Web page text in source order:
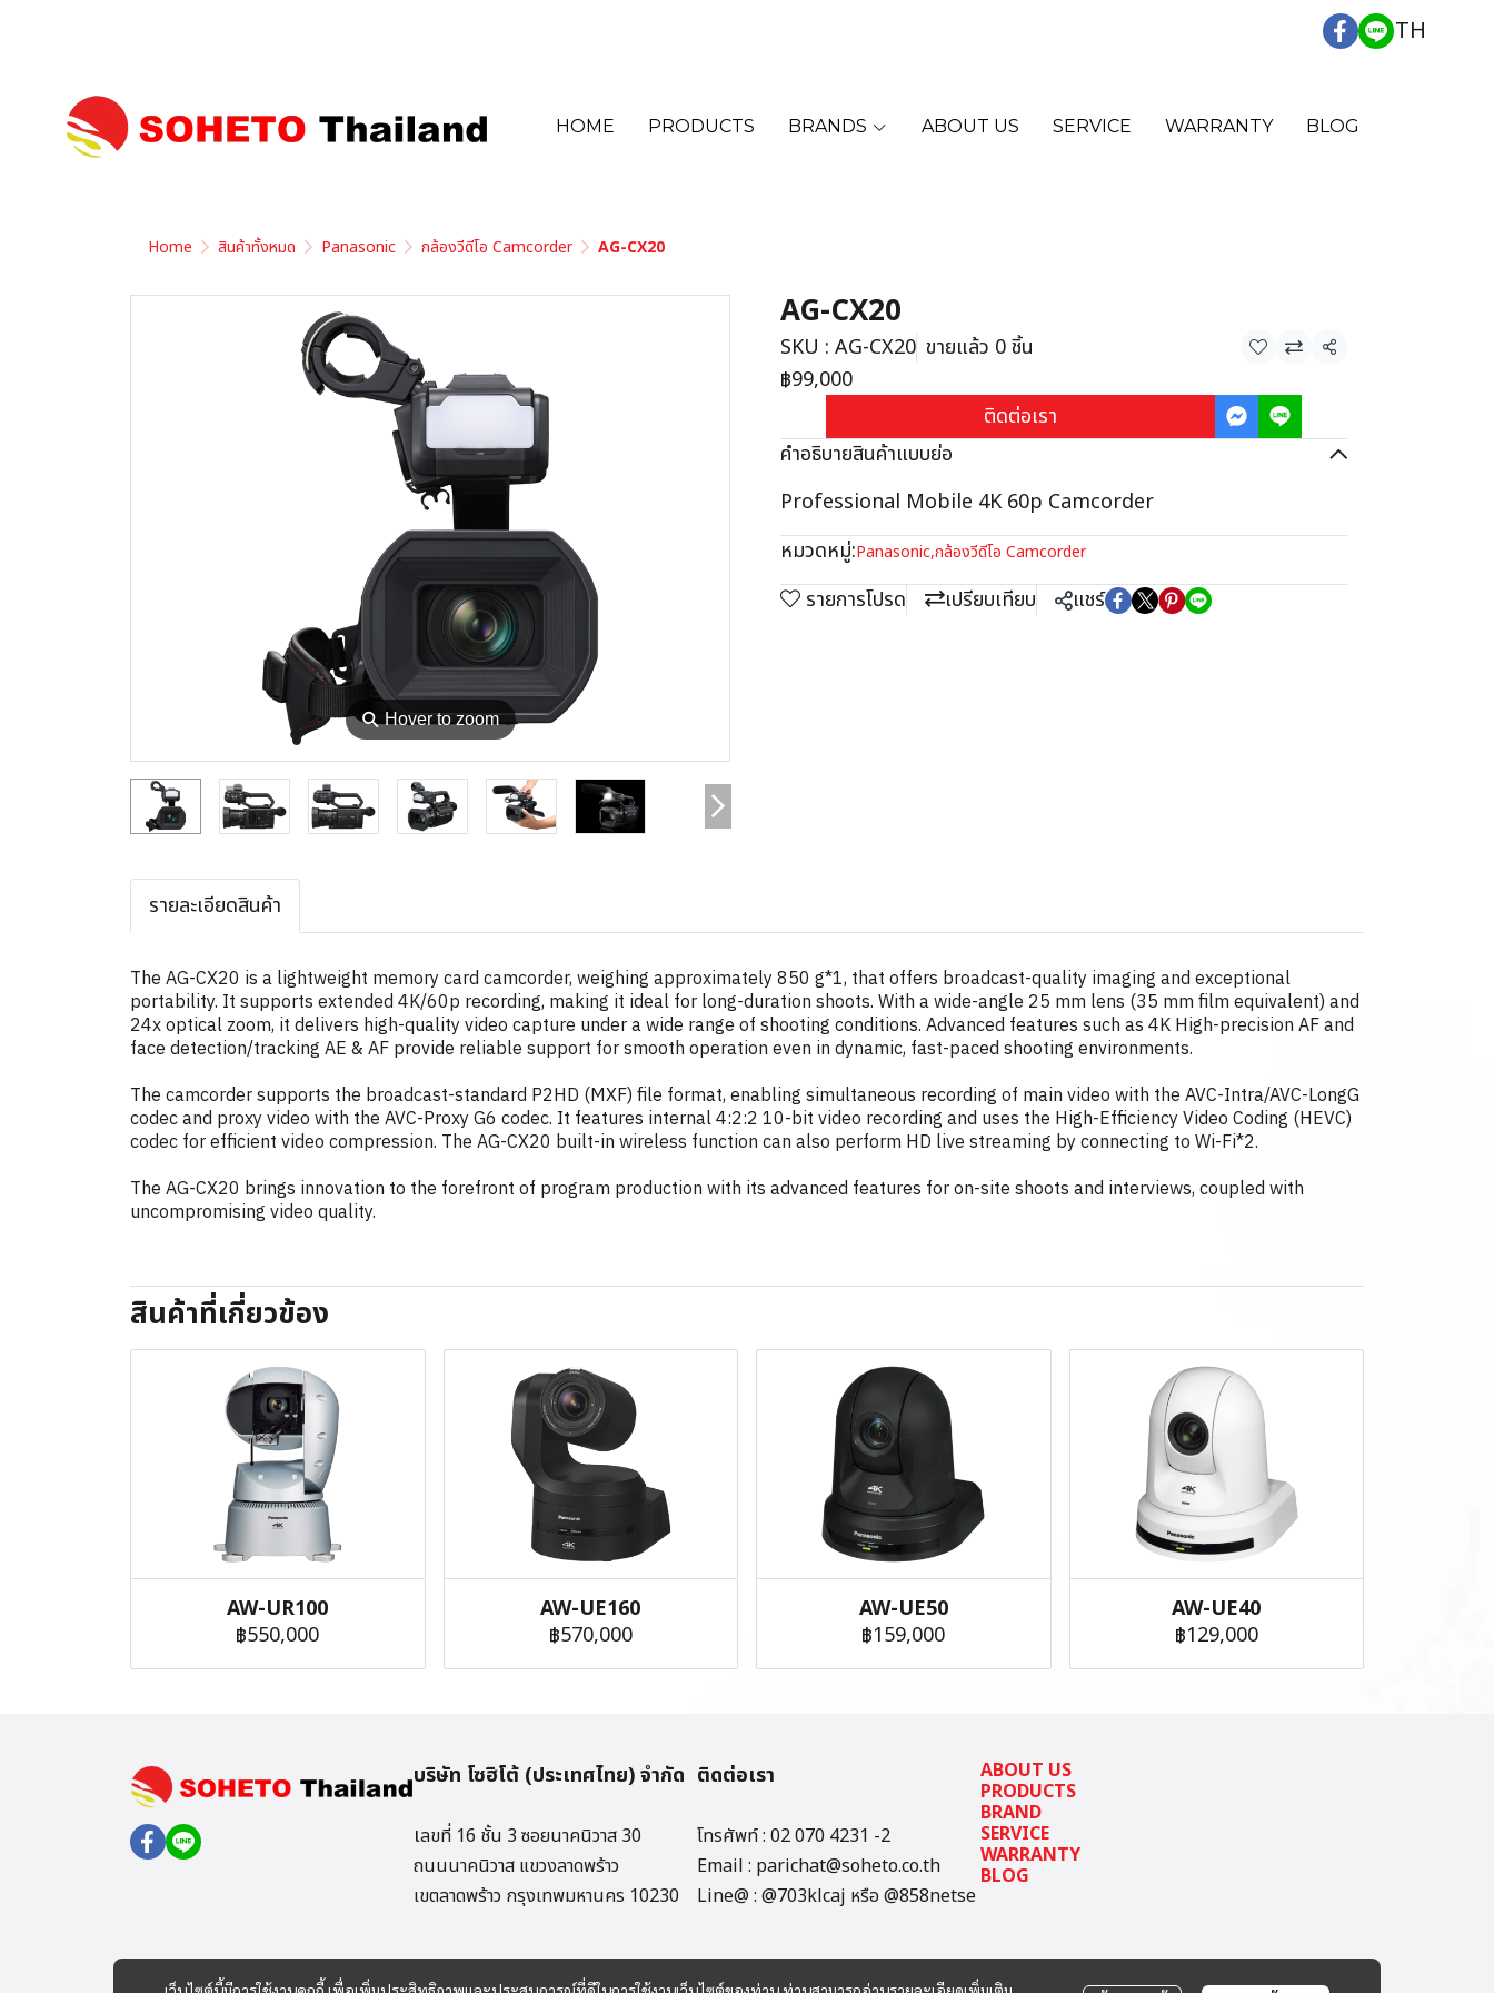
TH
HOME PRODUCTS BRANDS ABOUT US SERVICE WARRANTY BLOG
Home สินค้าทั้งหมด Panasonic กล้องวีดีโอ Camcorder AG-CX20
⚲Hover to zoom
AG-CX20
SKU : AG-CX20 ขายแล้ว 0 ชิ้น แชร์
฿99,000
ติดต่อเรา
คำอธิบายสินค้าแบบย่อ
Professional Mobile 4K 60p Camcorder
หมวดหมู่:Panasonic,กล้องวีดีโอ Camcorder
รายการโปรด เปรียบเทียบ แชร์
รายละเอียดสินค้า
The AG-CX20 is a lightweight memory card camcorder, weighing approximately 850 g*1, that offers broadcast-quality imaging and exceptional
portability. It supports extended 4K/60p recording, making it ideal for long-duration shoots. With a wide-angle 25 mm lens (35 mm film equivalent) and
24x optical zoom, it delivers high-quality video capture under a wide range of shooting conditions. Advanced features such as 4K High-precision AF and
face detection/tracking AE & AF provide reliable support for smooth operation even in dynamic, fast-paced shooting environments.
The camcorder supports the broadcast-standard P2HD (MXF) file format, enabling simultaneous recording of main video with the AVC-Intra/AVC-LongG
codec and proxy video with the AVC-Proxy G6 codec. It features internal 4:2:2 10-bit video recording and uses the High-Efficiency Video Coding (HEVC)
codec for efficient video compression. The AG-CX20 built-in wireless function can also perform HD live streaming by connecting to Wi-Fi*2.
The AG-CX20 brings innovation to the forefront of program production with its advanced features for on-site shoots and interviews, coupled with
uncompromising video quality.
สินค้าที่เกี่ยวข้อง
AW-UR100
฿550,000
AW-UE160
฿570,000
AW-UE50
฿159,000
AW-UE40
฿129,000
บริษัท โซฮิโต้ (ประเทศไทย) จำกัด
เลขที่ 16 ชั้น 3 ซอยนาคนิวาส 30
ถนนนาคนิวาส แขวงลาดพร้าว
เขตลาดพร้าว กรุงเทพมหานคร 10230
ติดต่อเรา
โทรศัพท์ : 02 070 4231 -2
Email : parichat@soheto.co.th
Line@ : @703klcaj หรือ @858netse
ABOUT US
PRODUCTS
BRAND
SERVICE
WARRANTY
BLOG